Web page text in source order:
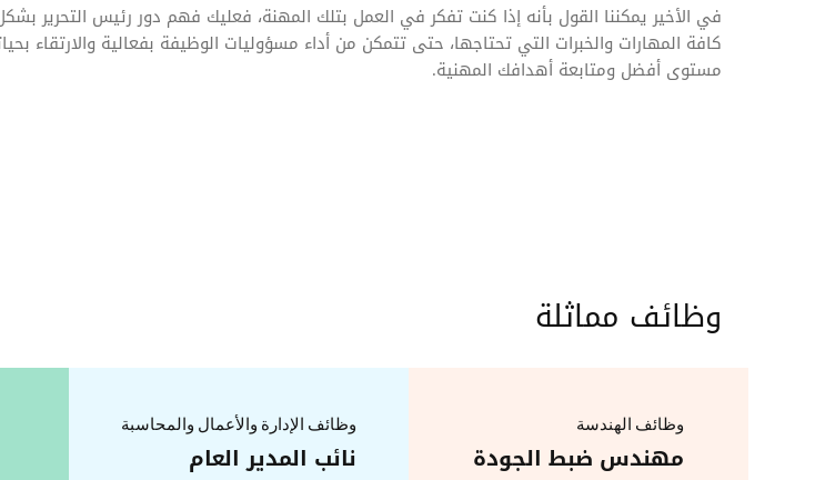
في الأخير يمكننا القول بأنه إذا كنت تفكر في العمل بتلك المهنة، فعليك فهم دور رئيس التحرير
كافة المهارات والخبرات التي تحتاجها، حتى تتمكن من أداء مسؤوليات الوظيفة بفعالية والارتقاء
مستوى أفضل ومتابعة أهدافك المهنية.
وظائف مماثلة
وظائف الهندسة
مهندس ضبط الجودة
وظائف الإدارة والأعمال والمحاسبة
نائب المدير العام